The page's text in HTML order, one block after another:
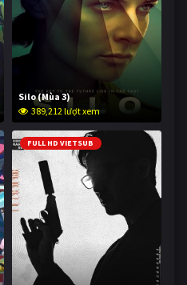
Silo (Mùa 3)
389,212 lượt xem
FULL HD VIETSUB